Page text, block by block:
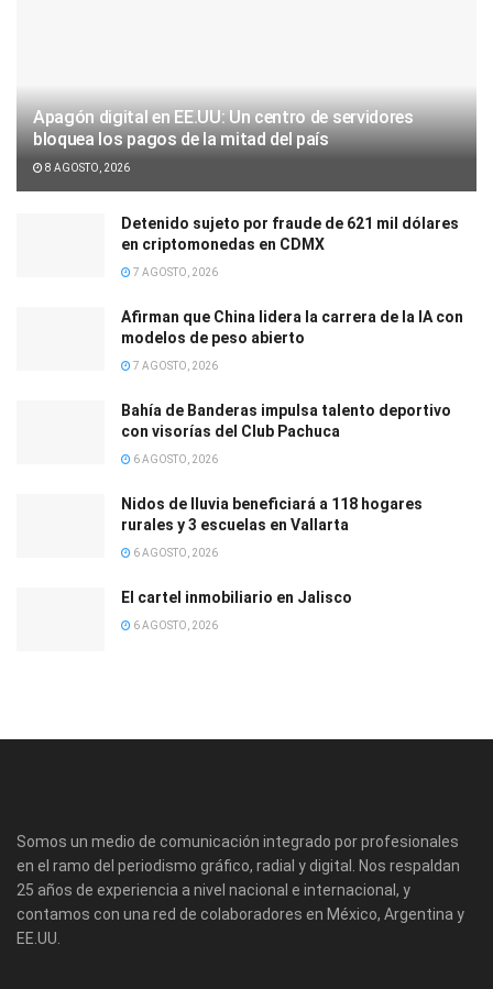
Apagón digital en EE.UU: Un centro de servidores
bloquea los pagos de la mitad del país
8 AGOSTO, 2026
Detenido sujeto por fraude de 621 mil dólares
en criptomonedas en CDMX
7 AGOSTO, 2026
Afirman que China lidera la carrera de la IA con
modelos de peso abierto
7 AGOSTO, 2026
Bahía de Banderas impulsa talento deportivo
con visorías del Club Pachuca
6 AGOSTO, 2026
Nidos de lluvia beneficiará a 118 hogares
rurales y 3 escuelas en Vallarta
6 AGOSTO, 2026
El cartel inmobiliario en Jalisco
6 AGOSTO, 2026
Somos un medio de comunicación integrado por profesionales
en el ramo del periodismo gráfico, radial y digital. Nos respaldan
25 años de experiencia a nivel nacional e internacional, y
contamos con una red de colaboradores en México, Argentina y
EE.UU.